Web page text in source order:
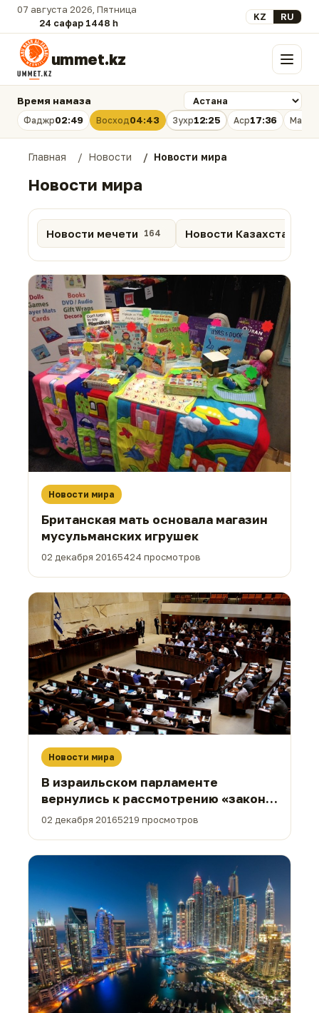
07 августа 2026, Пятница
24 сафар 1448 һ.
Выберите язык
KZ RU
ummet.kz Меню
Время намаза
Фаджр02:49 Восход04:43 Зухр12:25 Аср17:36
Главная Новости Новости мира
Новости мира
Новости мечети 164 Новости Казахстана
Новости мира
Британская мать основала магазин
мусульманских игрушек
02 декабря 20165424 просмотров
Новости мира
В израильском парламенте
вернулись к рассмотрению «закона
о муэдзинах»
02 декабря 20165219 просмотров